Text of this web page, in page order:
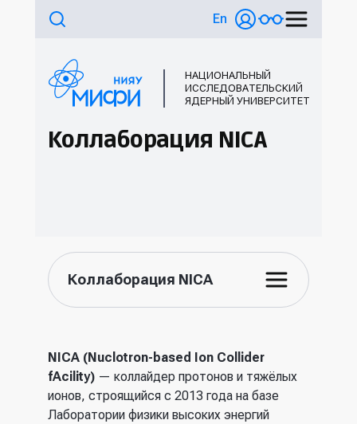
En
НАЦИОНАЛЬНЫЙ
ИССЛЕДОВАТЕЛЬСКИЙ
ЯДЕРНЫЙ УНИВЕРСИТЕТ
Коллаборация NICA
NICA (Nuclotron-based Ion Collider
fAcility) — коллайдер протонов и тяжёлых
ионов, строящийся с 2013 года на базе
Лаборатории физики высоких энергий
Коллаборация NICA